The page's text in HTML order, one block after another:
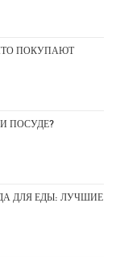
ПОКУПАЮТ
ПОСУДЕ?
ДЛЯ ЕДЫ: ЛУЧШИЕ